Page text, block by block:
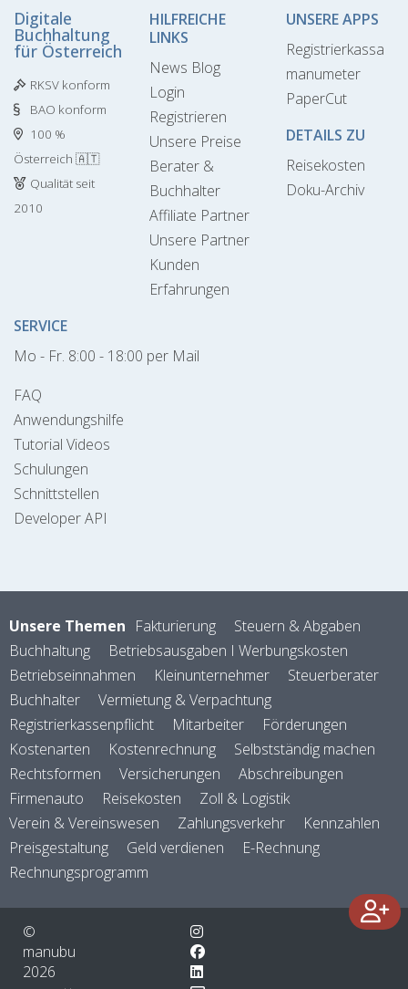
Digitale
Buchhaltung
für Österreich
RKSV konform
BAO konform
100 %
Österreich 🇦🇹
Qualität seit
2010
HILFREICHE
LINKS
News Blog
Login
Registrieren
Unsere Preise
Berater &
Buchhalter
Affiliate Partner
Unsere Partner
Kunden
Erfahrungen
UNSERE APPS
Registrierkassa
manumeter
PaperCut
DETAILS ZU
Reisekosten
Doku-Archiv
SERVICE
Mo - Fr. 8:00 - 18:00 per Mail
FAQ
Anwendungshilfe
Tutorial Videos
Schulungen
Schnittstellen
Developer API
Unsere Themen Fakturierung
Steuern & Abgaben
Buchhaltung
Betriebsausgaben I Werbungskosten
Betriebseinnahmen
Kleinunternehmer
Steuerberater
Buchhalter
Vermietung & Verpachtung
Registrierkassenpflicht
Mitarbeiter
Förderungen
Kostenarten
Kostenrechnung
Selbstständig machen
Rechtsformen
Versicherungen
Abschreibungen
Firmenauto
Reisekosten
Zoll & Logistik
Verein & Vereinswesen
Zahlungsverkehr
Kennzahlen
Preisgestaltung
Geld verdienen
E-Rechnung
Rechnungsprogramm
©
manubu
2026